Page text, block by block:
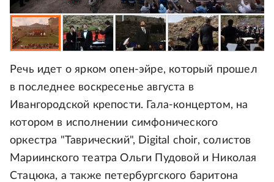
Речь идет о ярком опен-эйре, который прошел
в последнее воскресенье августа в
Ивангородской крепости. Гала-концертом, на
котором в исполнении симфонического
оркестра "Таврический", Digital choir, солистов
Мариинского театра Ольги Пудовой и Николая
Стацюка, а также петербургского баритона